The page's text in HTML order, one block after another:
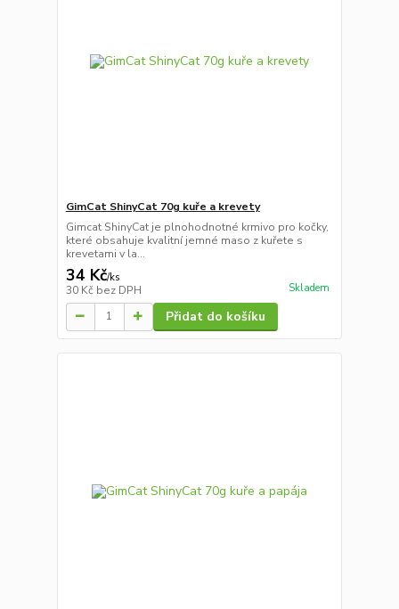
GimCat ShinyCat 70g kuře a krevety
Gimcat ShinyCat je plnohodnotné krmivo pro kočky,
které obsahuje kvalitní jemné maso z kuřete s
krevetami v la...
34 Kč/ks
30 Kč bez DPH Skladem
Přidat do košíku